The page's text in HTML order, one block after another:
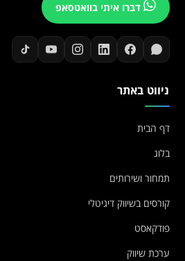
דברו איתי בוואטסאפ
ניווט באתר
דף הבית
בלוג
תמחור ושירותים
קורסים בשיווק דיגיטלי
פודקאסט
ערכת שיווק